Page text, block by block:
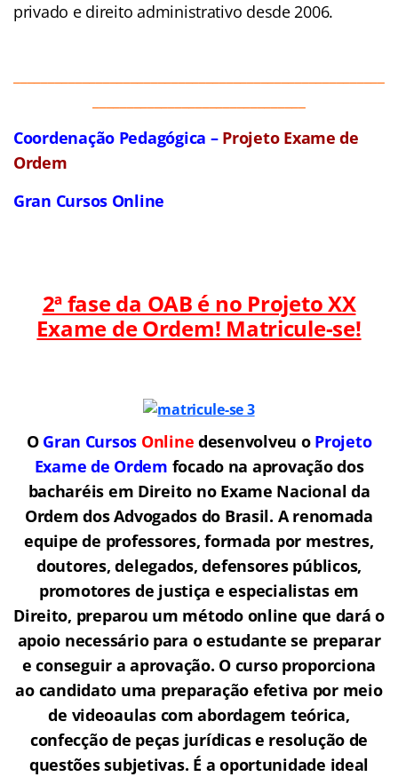
privado e direito administrativo desde 2006.
Coordenação Pedagógica – Projeto Exame de
Ordem
Gran Cursos Online
2ª fase da OAB é no Projeto XX
Exame de Ordem! Matricule-se!
O Gran Cursos Online desenvolveu o Projeto
Exame de Ordem focado na aprovação dos
bacharéis em Direito no Exame Nacional da
Ordem dos Advogados do Brasil. A renomada
equipe de professores, formada por mestres,
doutores, delegados, defensores públicos,
promotores de justiça e especialistas em
Direito, preparou um método online que dará o
apoio necessário para o estudante se preparar
e conseguir a aprovação. O curso proporciona
ao candidato uma preparação efetiva por meio
de videoaulas com abordagem teórica,
confecção de peças jurídicas e resolução de
questões subjetivas. É a oportunidade ideal